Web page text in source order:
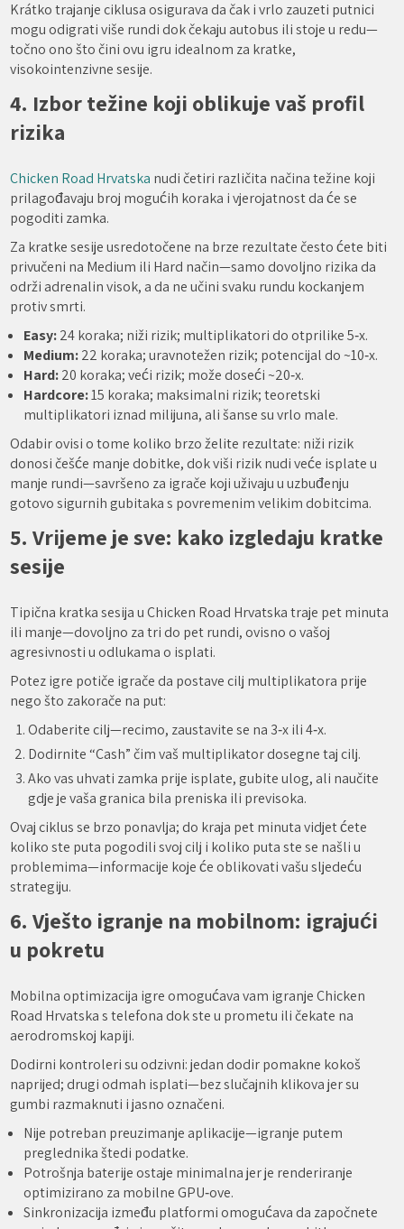
Krátko trajanje ciklusa osigurava da čak i vrlo zauzeti putnici
mogu odigrati više rundi dok čekaju autobus ili stoje u redu—
točno ono što čini ovu igru idealnom za kratke,
visokointenzivne sesije.
4. Izbor težine koji oblikuje vaš profil
rizika
Chicken Road Hrvatska nudi četiri različita načina težine koji
prilagođavaju broj mogućih koraka i vjerojatnost da će se
pogoditi zamka.
Za kratke sesije usredotočene na brze rezultate često ćete biti
privučeni na Medium ili Hard način—samo dovoljno rizika da
održi adrenalin visok, a da ne učini svaku rundu kockanjem
protiv smrti.
Easy:24 koraka; niži rizik; multiplikatori do otprilike 5‑x.
Medium:22 koraka; uravnotežen rizik; potencijal do ~10‑x.
Hard:20 koraka; veći rizik; može doseći ~20‑x.
Hardcore:15 koraka; maksimalni rizik; teoretski
multiplikatori iznad milijuna, ali šanse su vrlo male.
Odabir ovisi o tome koliko brzo želite rezultate: niži rizik
donosi češće manje dobitke, dok viši rizik nudi veće isplate u
manje rundi—savršeno za igrače koji uživaju u uzbuđenju
gotovo sigurnih gubitaka s povremenim velikim dobitcima.
5. Vrijeme je sve: kako izgledaju kratke
sesije
Tipična kratka sesija u Chicken Road Hrvatska traje pet minuta
ili manje—dovoljno za tri do pet rundi, ovisno o vašoj
agresivnosti u odlukama o isplati.
Potez igre potiče igrače da postave cilj multiplikatora prije
nego što zakorače na put:
Odaberite cilj—recimo, zaustavite se na 3‑x ili 4‑x.
Dodirnite “Cash” čim vaš multiplikator dosegne taj cilj.
Ako vas uhvati zamka prije isplate, gubite ulog, ali naučite
gdje je vaša granica bila preniska ili previsoka.
Ovaj ciklus se brzo ponavlja; do kraja pet minuta vidjet ćete
koliko ste puta pogodili svoj cilj i koliko puta ste se našli u
problemima—informacije koje će oblikovati vašu sljedeću
strategiju.
6. Vješto igranje na mobilnom: igrajući
u pokretu
Mobilna optimizacija igre omogućava vam igranje Chicken
Road Hrvatska s telefona dok ste u prometu ili čekate na
aerodromskoj kapiji.
Dodirni kontroleri su odzivni: jedan dodir pomakne kokoš
naprijed; drugi odmah isplati—bez slučajnih klikova jer su
gumbi razmaknuti i jasno označeni.
Nije potreban preuzimanje aplikacije—igranje putem
preglednika štedi podatke.
Potrošnja baterije ostaje minimalna jer je renderiranje
optimizirano za mobilne GPU‑ove.
Sinkronizacija između platformi omogućava da započnete